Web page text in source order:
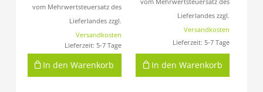
In den Warenkorb
vom Mehrwertsteuersatz des
Lieferlandes zzgl.
Versandkosten
Lieferzeit: 5-7 Tage
In den Warenkorb
Lieferlandes zzgl.
Versandkosten
Lieferzeit: 5-7 Tage